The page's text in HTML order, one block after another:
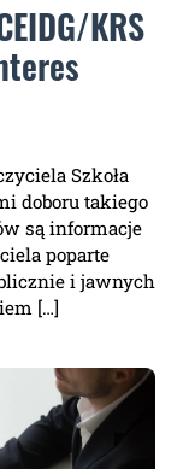
KRS
Szkoła
doboru takiego
są informacje
poparte
i jawnych
[…]